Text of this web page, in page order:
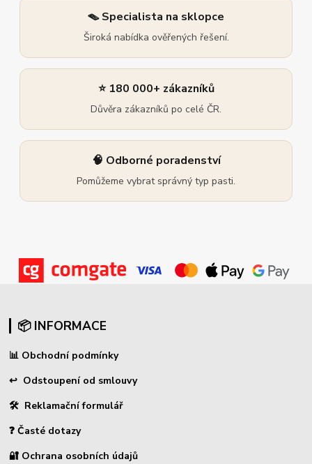
🪤 Specialista na sklopce
Široká nabídka ověřených řešení.
⭐ 180 000+ zákazníků
Důvěra zákazníků po celé ČR.
🧠 Odborné poradenství
Pomůžeme vybrat správný typ pasti.
📦 INFORMACE
📊 Obchodní podmínky
↩ Odstoupení od smlouvy
🛠 Reklamační formulář
❓ Časté dotazy
🔐 Ochrana osobních údajů